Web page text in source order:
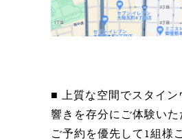
■ 上質な空間でスタイン
響きを存分にご体験いた
ご予約を優先して1組様